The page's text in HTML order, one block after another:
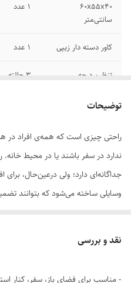
۶۰x۵۵x۴۰
سانتی‌متر
1 عدد
کاور دسته دار زیپی 1 عدد
تنظیم درجه 3 حالته
فوم طبی
توضیحات
راحتی چیزی است که همه‌ی افراد در
ندارد در سفر باشند یا در محیط
جداگانه‌ای دارد؛ ولی درعین‌حال، برای
وسایلی ساخته می‌شود که بتوانند
برای اینکه به شکلی صحیح روی زمین
نقد و بررسی
- مناسب برای فضای باز، سفر، کنار